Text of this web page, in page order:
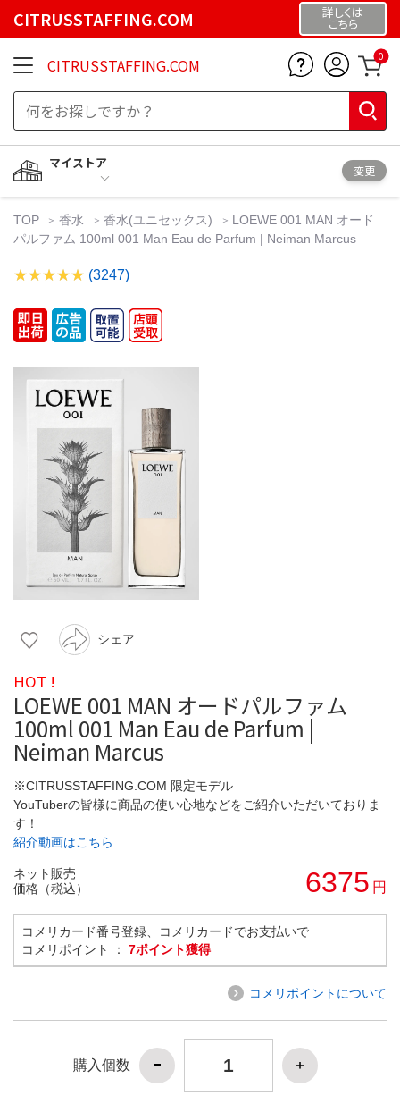
CITRUSSTAFFING.COM 詳しくは
こちら
CITRUSSTAFFING.COM 0
マイストア
変更
TOP 香水 香水(ユニセックス)
LOEWE 001 MAN オード
パルファム 100ml 001 Man Eau de Parfum | Neiman Marcus
(3247)
シェア
HOT !
LOEWE 001 MAN オードパルファム
100ml 001 Man Eau de Parfum |
Neiman Marcus
※CITRUSSTAFFING.COM 限定モデル
YouTuberの皆様に商品の使い心地などをご紹介いただいておりま
す！
紹介動画はこちら
ネット販売
価格（税込）
6375 円
コメリカード番号登録、コメリカードでお支払いで
コメリポイント ： 7ポイント獲得
コメリポイントについて
購入個数